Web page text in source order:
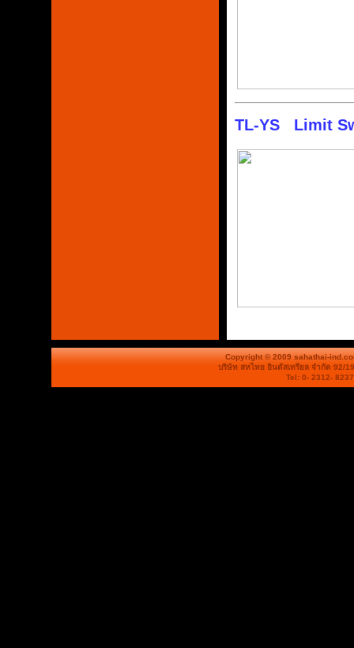
TL-YS Limit
Copyright © 2009 sahathai-
บริษัท สหไทย อินดัสเทรียล จำกัด 92/
Tel: 0- 2312-